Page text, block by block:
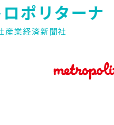
ポリターナ
産業経済新聞社